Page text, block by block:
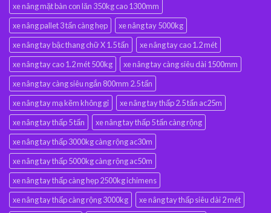
xe nâng mặt bàn con lăn 350kg cao 1300mm
xe nâng pallet 3 tấn càng hẹp
xe nâng tay 5000kg
xe nâng tay bậc thang chữ X 1.5 tấn
xe nâng tay cao 1.2 mét
xe nâng tay cao 1.2 mét 500kg
xe nâng tay càng siêu dài 1500mm
xe nâng tay càng siêu ngắn 800mm 2.5 tấn
xe nâng tay mạ kẽm không gỉ
xe nâng tay thấp 2.5 tấn ac25m
xe nâng tay thấp 5 tấn
xe nâng tay thấp 5 tấn càng rộng
xe nâng tay thấp 3000kg càng rộng ac30m
xe nâng tay thấp 5000kg càng rộng ac50m
xe nâng tay thấp càng hẹp 2500kg ichimens
xe nâng tay thấp càng rộng 3000kg
xe nâng tay thấp siêu dài 2 mét